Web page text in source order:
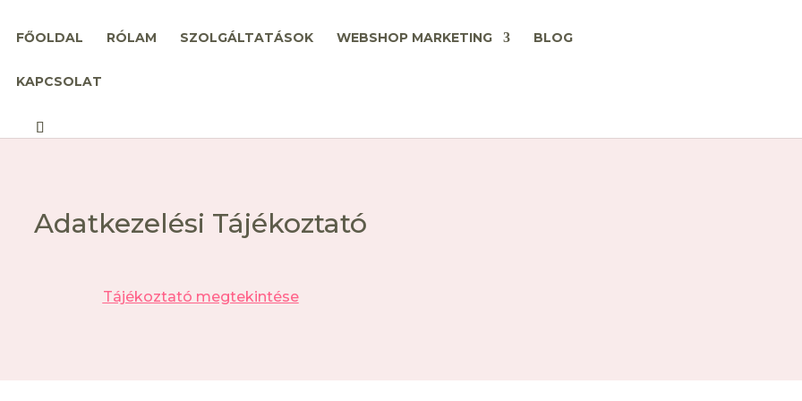
FŐOLDAL RÓLAM SZOLGÁLTATÁSOK WEBSHOP MARKETING BLOG
KAPCSOLAT
Adatkezelési Tájékoztató
Tájékoztató megtekintése